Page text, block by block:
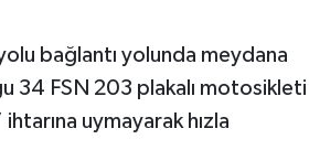
bağlantı yolunda meydana
34 FSN 203 plakalı motosikleti
uymayarak hızla